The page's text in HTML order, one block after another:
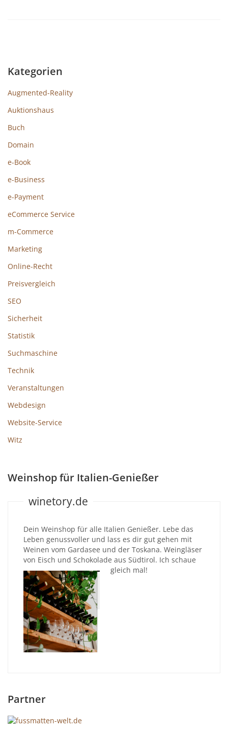
Kategorien
Augmented-Reality
Auktionshaus
Buch
Domain
e-Book
e-Business
e-Payment
eCommerce Service
m-Commerce
Marketing
Online-Recht
Preisvergleich
SEO
Sicherheit
Statistik
Suchmaschine
Technik
Veranstaltungen
Webdesign
Website-Service
Witz
Weinshop für Italien-Genießer
winetory.de
Dein Weinshop für alle Italien Genießer. Lebe das
Leben genussvoller und lass es dir gut gehen mit
Weinen vom Gardasee und der Toskana. Weingläser
von Eisch und Schokolade aus Südtirol. Ich schaue
gleich mal!
Partner